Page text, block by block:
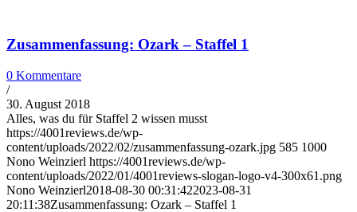
Zusammenfassung: Ozark – Staffel 1
0 Kommentare
/
30. August 2018
Alles, was du für Staffel 2 wissen musst
https://4001reviews.de/wp-
content/uploads/2022/02/zusammenfassung-ozark.jpg 585 1000
Nono Weinzierl https://4001reviews.de/wp-
content/uploads/2022/01/4001reviews-slogan-logo-v4-300x61.png
Nono Weinzierl2018-08-30 00:31:422023-08-31
20:11:38Zusammenfassung: Ozark – Staffel 1